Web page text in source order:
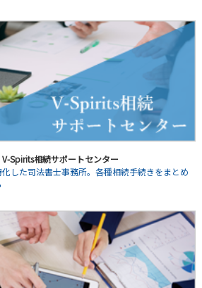
Spirits相続サポートセンター
した司法書士事務所。各種相続手続きをまとめ